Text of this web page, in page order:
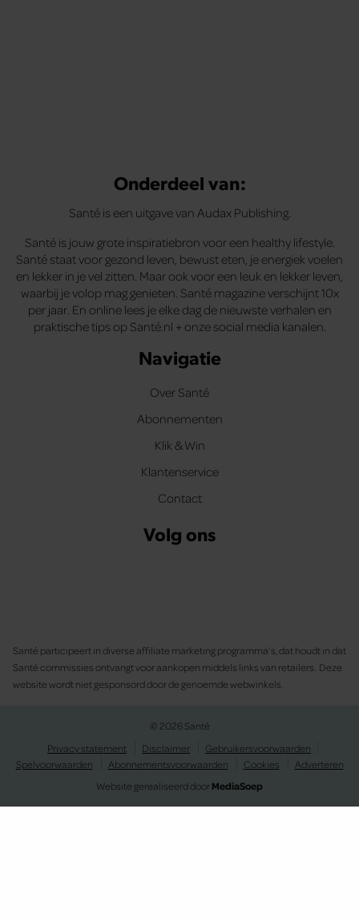
Onderdeel van:
Santé is een uitgave van Audax Publishing.
Santé is jouw grote inspiratiebron voor een healthy lifestyle.
Santé staat voor gezond leven, bewust eten, je energiek voelen
en lekker in je vel zitten. Maar ook voor een leuk en lekker leven,
waarbij je volop mag genieten. Santé magazine verschijnt 10x
per jaar. En online lees je elke dag de nieuwste verhalen en
praktische tips op Santé.nl + onze social media kanalen.
Navigatie
Over Santé
Abonnementen
Klik & Win
Klantenservice
Contact
Volg ons
Santé participeert in diverse affiliate marketing programma’s, dat houdt in dat
Santé commissies ontvangt voor aankopen middels links van retailers. Deze
website wordt niet gesponsord door de genoemde webwinkels.
© 2026 Santé
Privacy statement
Disclaimer
Gebruikersvoorwaarden
Spelvoorwaarden
Abonnementsvoorwaarden Cookies
Adverteren
Website gerealiseerd doorMediaSoep